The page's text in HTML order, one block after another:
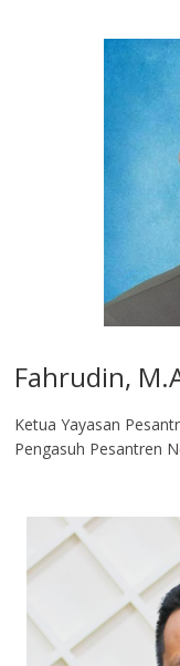
Fahrudin,
Ketua Yayasan
Pengasuh Pesantren